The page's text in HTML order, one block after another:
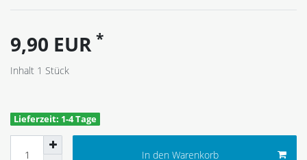
9,90 EUR *
Inhalt 1 Stück
Lieferzeit: 1-4 Tage
In den Warenkorb